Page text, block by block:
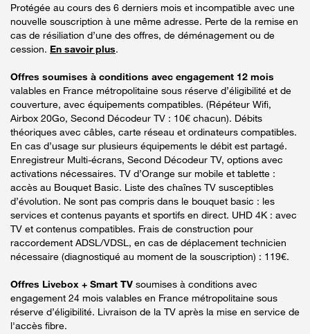
Protégée au cours des 6 derniers mois et incompatible avec une
nouvelle souscription à une même adresse. Perte de la remise en
cas de résiliation d’une des offres, de déménagement ou de
cession. En savoir plus.
Offres soumises à conditions avec engagement 12 mois
valables en France métropolitaine sous réserve d’éligibilité et de
couverture, avec équipements compatibles. (Répéteur Wifi,
Airbox 20Go, Second Décodeur TV : 10€ chacun). Débits
théoriques avec câbles, carte réseau et ordinateurs compatibles.
En cas d’usage sur plusieurs équipements le débit est partagé.
Enregistreur Multi-écrans, Second Décodeur TV, options avec
activations nécessaires. TV d’Orange sur mobile et tablette :
accès au Bouquet Basic. Liste des chaînes TV susceptibles
d’évolution. Ne sont pas compris dans le bouquet basic : les
services et contenus payants et sportifs en direct. UHD 4K : avec
TV et contenus compatibles. Frais de construction pour
raccordement ADSL/VDSL, en cas de déplacement technicien
nécessaire (diagnostiqué au moment de la souscription) : 119€.
Offres Livebox + Smart TV soumises à conditions avec
engagement 24 mois valables en France métropolitaine sous
réserve d’éligibilité. Livraison de la TV après la mise en service de
l'accès fibre.